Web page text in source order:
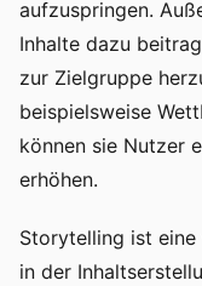
aufzuspringen.
Inhalte dazu
zur Zielgruppe
beispielsweise
können sie Nutzer
erhöhen.
Storytelling ist
in der